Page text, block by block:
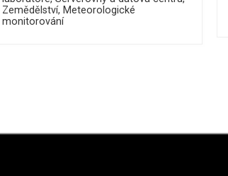
Zemědělství Meteorologické
monitorování